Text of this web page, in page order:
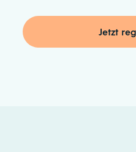
Jetzt